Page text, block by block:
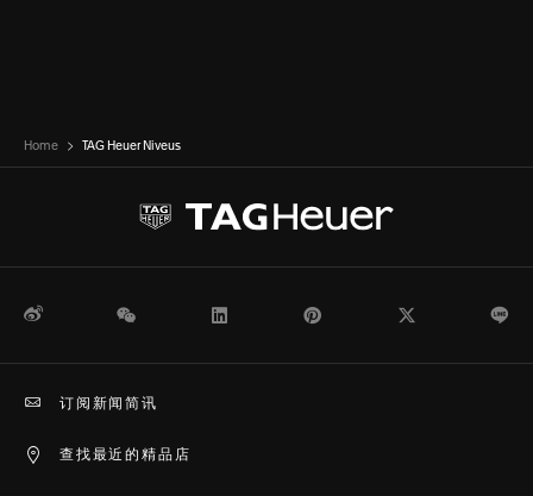
Home TAG Heuer Niveus
微博 WeChat Pinterest
查找最近的精品店
订阅新闻简讯